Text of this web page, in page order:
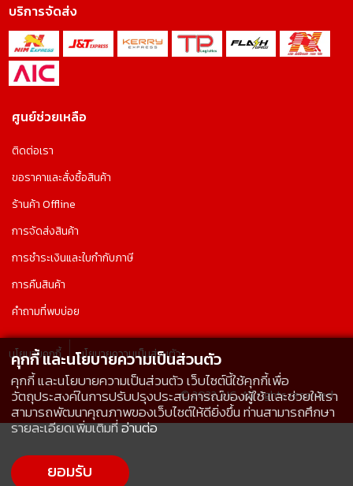
บริการจัดส่ง
ศูนย์ช่วยเหลือ
ติดต่อเรา
ขอราคาและสั่งซื้อสินค้า
ร้านค้า Offline
การจัดส่งสินค้า
การชำระเงินและใบกำกับภาษี
การคืนสินค้า
คำถามที่พบบ่อย
นโยบายคุกกี้ นโยบายความเป็นส่วนตัว
© 2022 AIC, All rights reserved.
คุกกี้ และนโยบายความเป็นส่วนตัว
คุกกี้ และนโยบายความเป็นส่วนตัว เว็บไซต์นี้ใช้คุกกี้เพื่อ
วัตถุประสงค์ในการปรับปรุงประสบการณ์ของผู้ใช้ และช่วยให้เรา
สามารถพัฒนาคุณภาพของเว็บไซต์ให้ดียิ่งขึ้น ท่านสามารถศึกษา
รายละเอียดเพิ่มเติมที่อ่านต่อ
ยอมรับ